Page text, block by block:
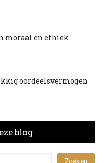
moraal en ethiek
oordeelsvermogen
blog